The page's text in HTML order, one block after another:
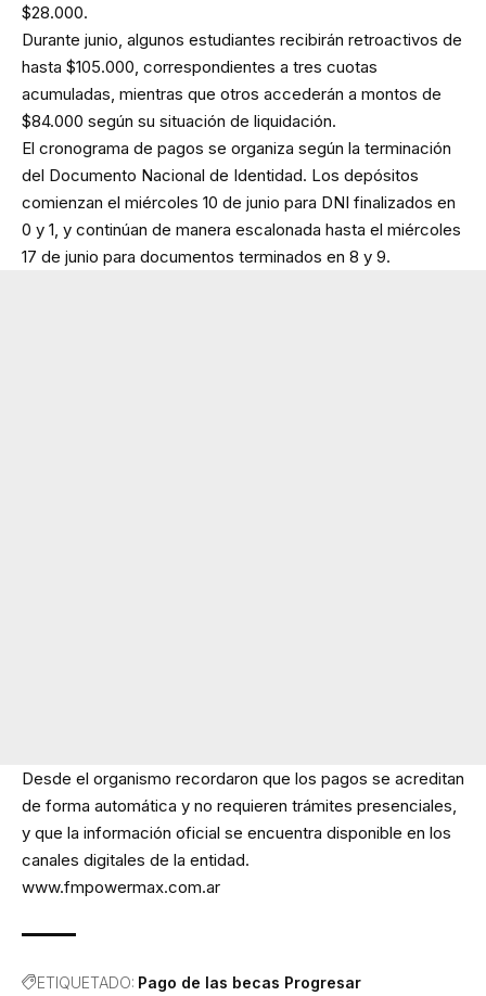
$28.000.
Durante junio, algunos estudiantes recibirán retroactivos de
hasta $105.000, correspondientes a tres cuotas
acumuladas, mientras que otros accederán a montos de
$84.000 según su situación de liquidación.
El cronograma de pagos se organiza según la terminación
del Documento Nacional de Identidad. Los depósitos
comienzan el miércoles 10 de junio para DNI finalizados en
0 y 1, y continúan de manera escalonada hasta el miércoles
17 de junio para documentos terminados en 8 y 9.
Desde el organismo recordaron que los pagos se acreditan
de forma automática y no requieren trámites presenciales,
y que la información oficial se encuentra disponible en los
canales digitales de la entidad.
www.fmpowermax.com.ar
ETIQUETADO: Pago de las becas Progresar